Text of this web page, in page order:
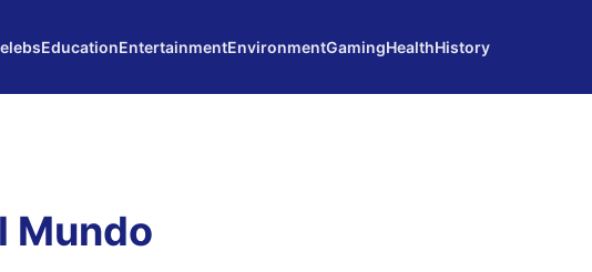
EducationEntertainmentEnvironmentGamingHealthHistory
Mundo